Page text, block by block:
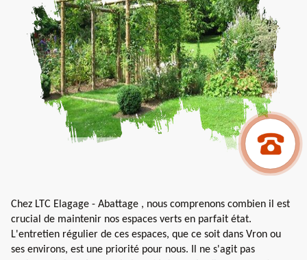
Chez LTC Elagage - Abattage , nous comprenons combien il est
crucial de maintenir nos espaces verts en parfait état.
L'entretien régulier de ces espaces, que ce soit dans Vron ou
ses environs, est une priorité pour nous. Il ne s'agit pas